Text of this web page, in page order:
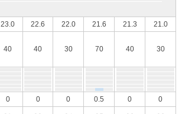
23.0 22.6 22.0 21.6 21.3 21.0
40 40 30 70 40 30
0 0 0 0.5 0 0